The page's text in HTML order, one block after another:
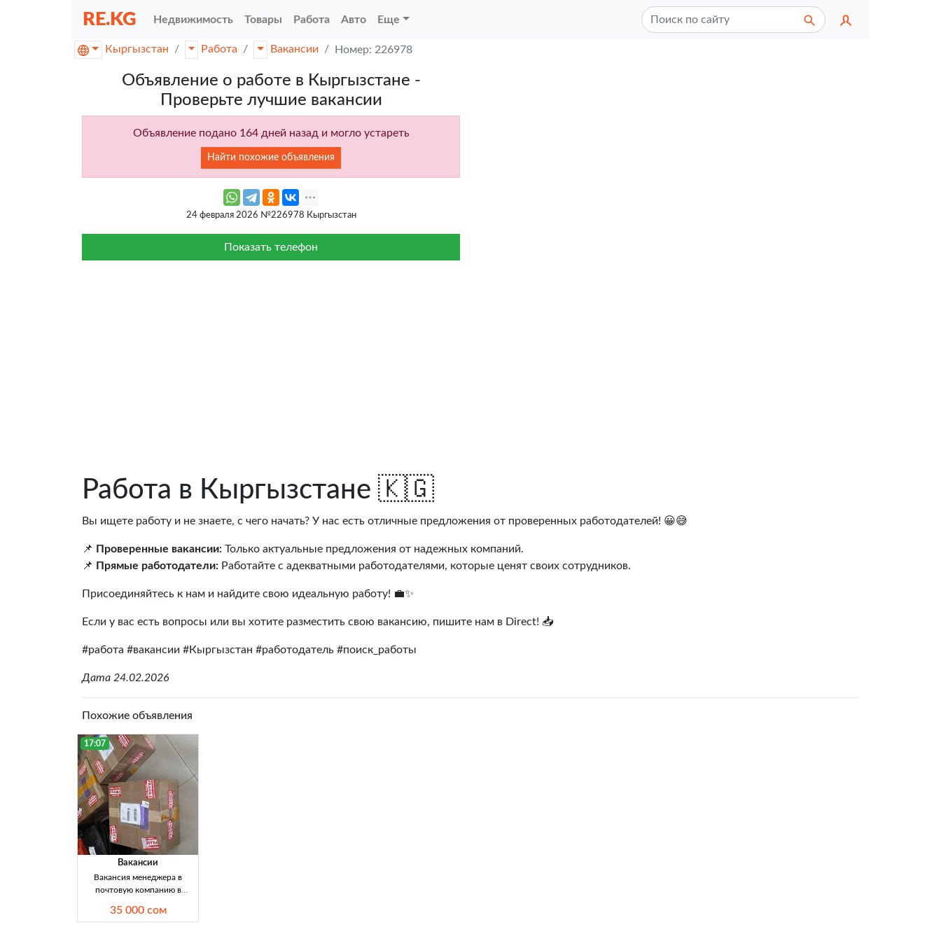
RE.KG Недвижимость Товары Работа Авто Еще
Кыргызстан Работа Вакансии Номер: 226978
Объявление о работе в Кыргызстане -
Проверьте лучшие вакансии
Объявление подано 164 дней назад и могло устареть
Найти похожие объявления
24 февраля 2026 №226978 Кыргызстан
Показать телефон
Работа в Кыргызстане 🇰🇬
Вы ищете работу и не знаете, с чего начать? У нас есть отличные предложения от проверенных работодателей! 😀😅
📌 Проверенные вакансии: Только актуальные предложения от надежных компаний.
📌 Прямые работодатели: Работайте с адекватными работодателями, которые ценят своих сотрудников.
Присоединяйтесь к нам и найдите свою идеальную работу! 💼✨
Если у вас есть вопросы или вы хотите разместить свою вакансию, пишите нам в Direct! 📥
#работа #вакансии #Кыргызстан #работодатель #поиск_работы
Дата 24.02.2026
Похожие объявления
17:07
Вакансии
Вакансия менеджера в
почтовую компанию в
000–35 000 сом Компания
35 000 сом